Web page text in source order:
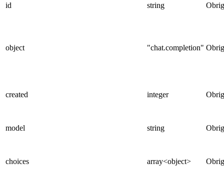
id string
object "chat.completion"
created integer
model string
choices array<object>